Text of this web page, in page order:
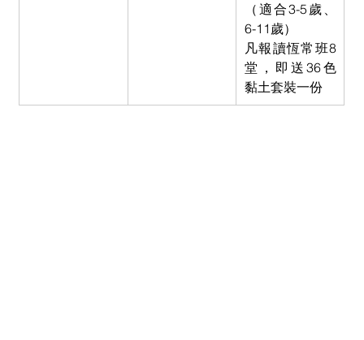
（適合3-5歲、
6-11歲）
凡報讀恆常班8
堂，即送36色
黏土套裝一份